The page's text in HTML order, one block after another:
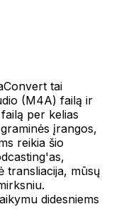
tai
(M4A) failą ir
per kelias
įrangos,
reikia šio
transliacija, mūsų
didesniems